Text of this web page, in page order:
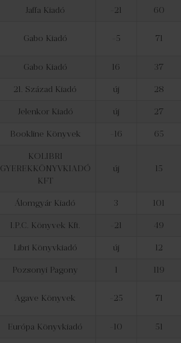
Jaffa Kiadó -21 60
Gabo Kiadó -5 71
Gabo Kiadó 16 37
21. Század Kiadó új 28
Jelenkor Kiadó új 27
Bookline Könyvek -16 65
KOLIBRI
GYEREKKÖNYVKIADÓ
KFT
új 15
Álomgyár Kiadó 3 101
I.P.C. Könyvek Kft. -21 49
Libri Könyvkiadó új 12
Pozsonyi Pagony 1 119
Agave Könyvek -25 71
Európa Könyvkiadó -10 51